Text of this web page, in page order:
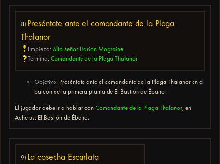
8) Preséntate ante el comandante de la Plaga
Thalanor
Empieza: Alto señor Darion Mograine
Termina: Comandante de la Plaga Thalanor
Objetivo: Preséntate ante el comandante de la Plaga Thalanor en el
balcón de la primera planta de El Bastión de Ébano.
El jugador debe ir a hablar con Comandante de la Plaga Thalanor , en
Acherus: El Bastión de Ébano.
9) La cosecha Escarlata